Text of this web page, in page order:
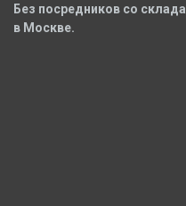
Без посредников со склада
в Москве.